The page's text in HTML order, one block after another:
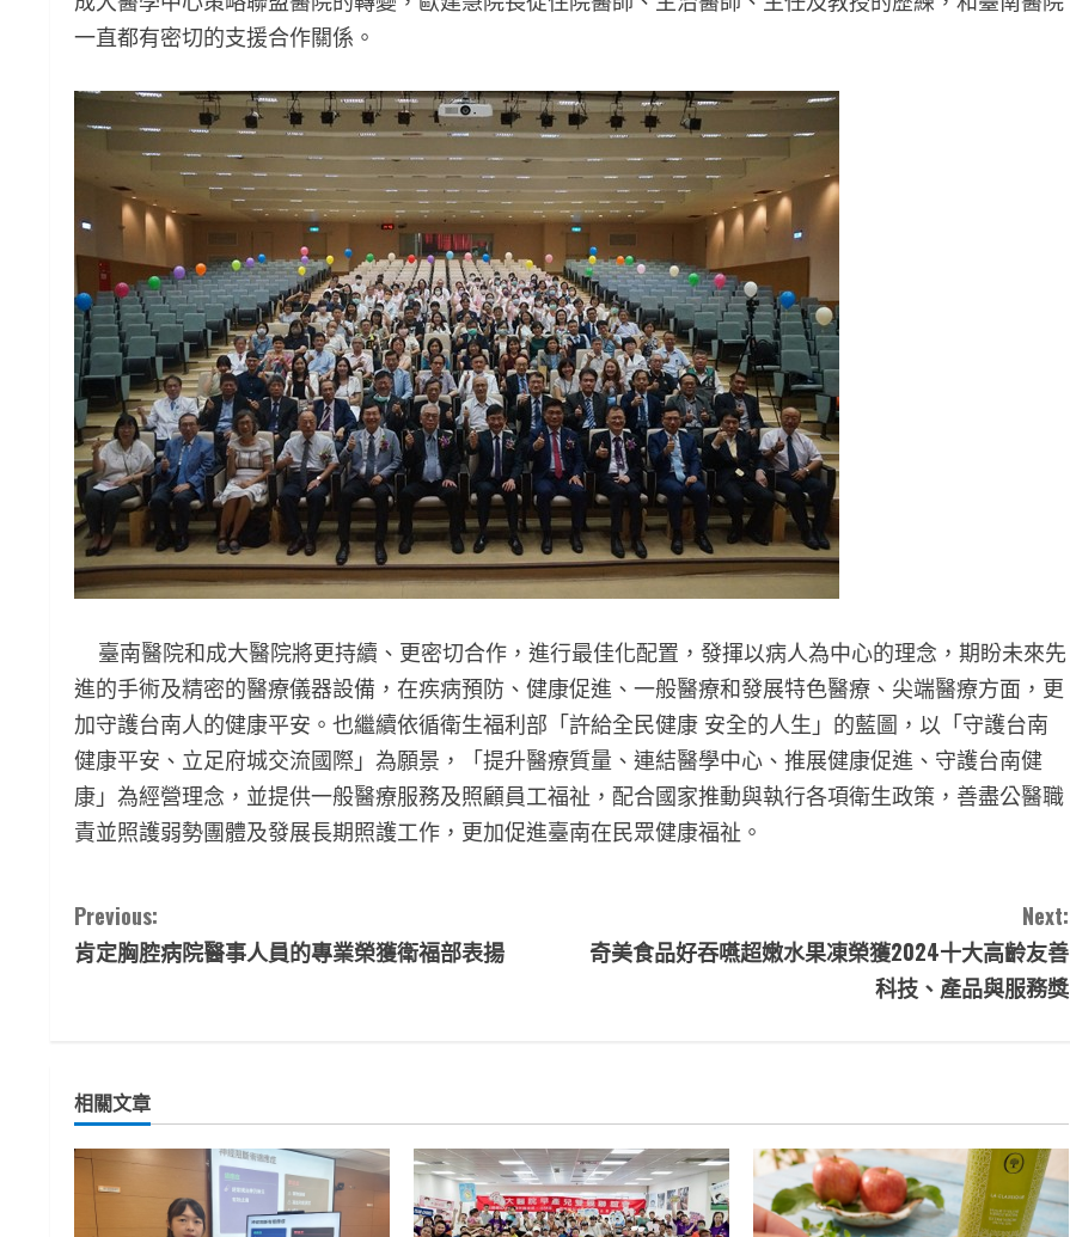
一直都有密切的支援合作關係。
臺南醫院和成大醫院將更持續、更密切合作，進行最佳化配置，發揮以病人為中心的理念，期盼未來先
進的手術及精密的醫療儀器設備，在疾病預防、健康促進、一般醫療和發展特色醫療、尖端醫療方面，更
加守護台南人的健康平安。也繼續依循衛生福利部「許給全民健康 安全的人生」的藍圖，以「守護台南
健康平安、立足府城交流國際」為願景，「提升醫療質量、連結醫學中心、推展健康促進、守護台南健
康」為經營理念，並提供一般醫療服務及照顧員工福祉，配合國家推動與執行各項衛生政策，善盡公醫職
責並照護弱勢團體及發展長期照護工作，更加促進臺南在民眾健康福祉。
C
o
i
n
Previous:
肯定胸腔病院醫事人員的專業榮獲衛福部表揚
Next:
奇美食品好吞嚥超嫩水果凍榮獲2024十大高齡友善
科技、產品與服務獎
相關文章